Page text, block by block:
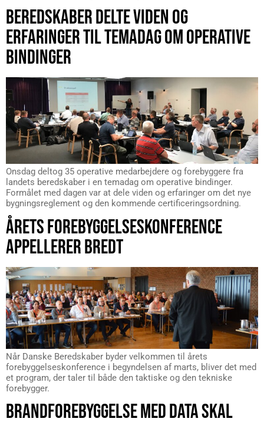
BEREDSKABER DELTE VIDEN OG
ERFARINGER TIL TEMADAG OM OPERATIVE
BINDINGER
Onsdag deltog 35 operative medarbejdere og forebyggere fra
landets beredskaber i en temadag om operative bindinger.
Formålet med dagen var at dele viden og erfaringer om det nye
bygningsreglement og den kommende certificeringsordning.
ÅRETS FOREBYGGELSESKONFERENCE
APPELLERER BREDT
Når Danske Beredskaber byder velkommen til årets
forebyggelseskonference i begyndelsen af marts, bliver det med
et program, der taler til både den taktiske og den tekniske
forebygger.
BRANDFOREBYGGELSE MED DATA SKAL